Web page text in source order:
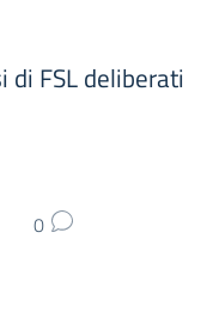
di FSL deliberati
0